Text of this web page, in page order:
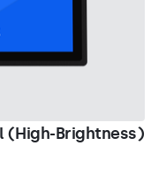
(High-Brightness)